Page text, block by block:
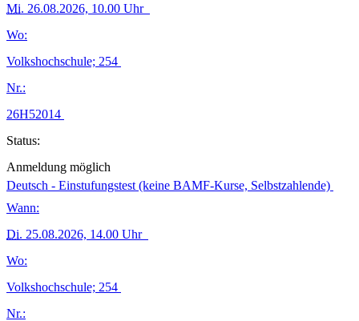
Mi. 26.08.2026, 10.00 Uhr
Wo:
Volkshochschule; 254
Nr.:
26H52014
Status:
Anmeldung möglich
Deutsch - Einstufungstest (keine BAMF-Kurse, Selbstzahlende)
Wann:
Di. 25.08.2026, 14.00 Uhr
Wo:
Volkshochschule; 254
Nr.: